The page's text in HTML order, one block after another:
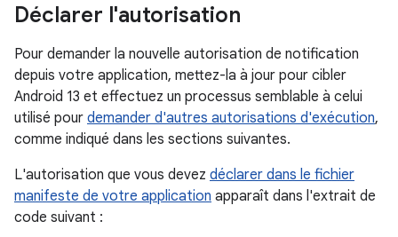
Déclarer l'autorisation
Pour demander la nouvelle autorisation de notification
depuis votre application, mettez-la à jour pour cibler
Android 13 et effectuez un processus semblable à celui
utilisé pour demander d'autres autorisations d'exécution,
comme indiqué dans les sections suivantes.
L'autorisation que vous devez déclarer dans le fichier
manifeste de votre application apparaît dans l'extrait de
code suivant :